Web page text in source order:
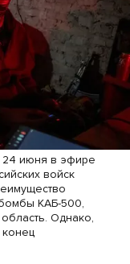
июня в эфире
войск
КАБ-500,
Однако,